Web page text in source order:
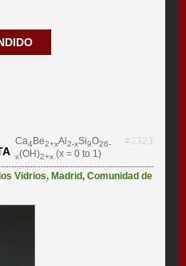
Ca4Be2+xAl 2-xSi9O26-
x(OH)2+x (x = 0 to 1)
#2323
Vidrios,Madrid,Comunidad de